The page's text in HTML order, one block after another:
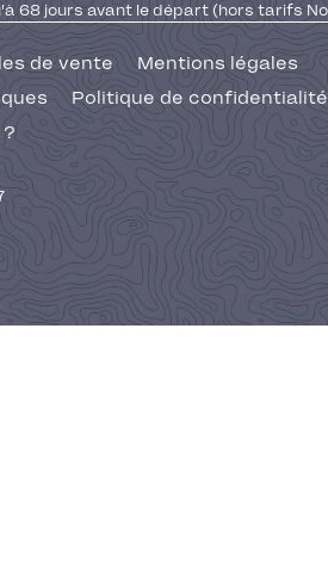
68 jours avant le départ (hors tarifs No
de vente
Mentions légales
Politique de confidentialité